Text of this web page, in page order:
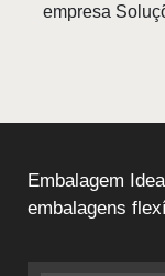
empresa
Embalagem
embalagens